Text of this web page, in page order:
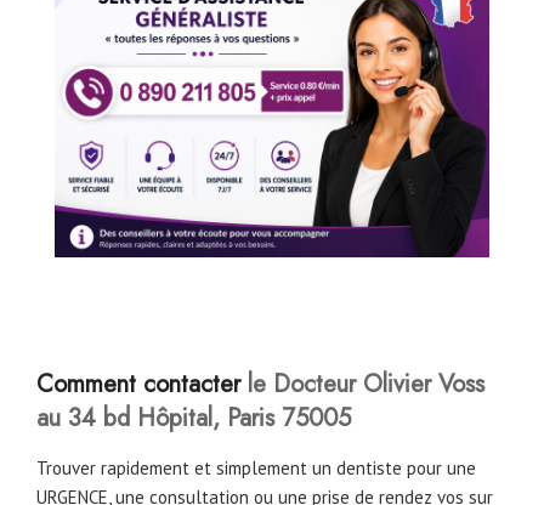
Comment contacterle Docteur Olivier Voss
au 34 bd Hôpital, Paris 75005
Trouver rapidement et simplement un dentiste pour une
URGENCE, une consultation ou une prise de rendez vos sur